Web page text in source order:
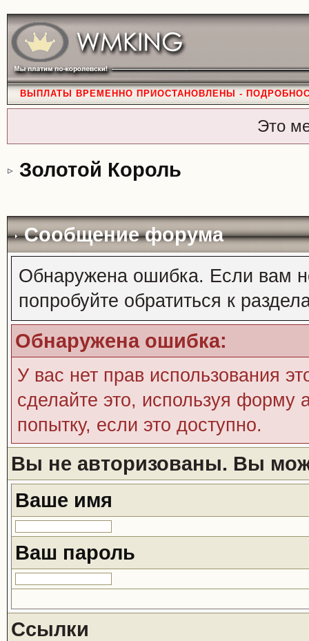
ВЫПЛАТЫ ВРЕМЕННО ПРИОСТАНОВЛЕНЫ -
Это
Золотой Король
Сообщение форума
Обнаружена ошибка. Если вам
попробуйте обратиться к
Обнаружена ошибка:
У вас нет прав использования
сделайте это, используя форму
попытку, если это доступно.
Вы не авторизованы. Вы
Ваше имя
Ваш пароль
Ссылки